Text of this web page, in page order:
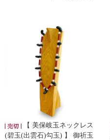
【 美保岐玉ネックレス
(碧玉(出雲石)勾玉) 】 御祈玉